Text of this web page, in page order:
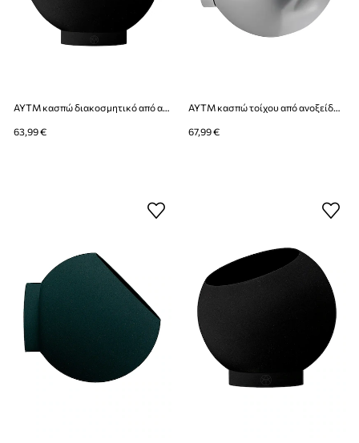
AYTM κασπώ διακοσμητικό από ανοξείδωτο χάλυβα 21 x 18,8 cm
63,99 €
AYTM κασπώ τοίχου από ανοξείδωτο χάλυβα 21 x 18,8 cm
67,99 €